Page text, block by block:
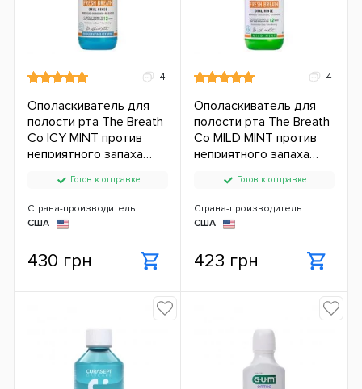
4
Ополаскиватель для
полости рта The Breath
Co ICY MINT против
неприятного запаха
Готов к отправке
Страна-производитель:
США
430 грн
4
Ополаскиватель для
полости рта The Breath
Co MILD MINT против
неприятного запаха
Готов к отправке
Страна-производитель:
США
423 грн